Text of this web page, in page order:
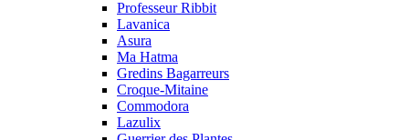
Professeur Ribbit
Lavanica
Asura
Ma Hatma
Gredins Bagarreurs
Croque-Mitaine
Commodora
Lazulix